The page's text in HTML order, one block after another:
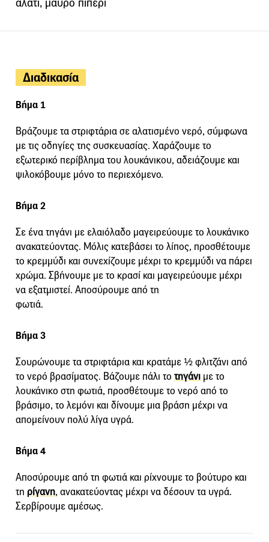
αλάτι, μαύρο πιπέρι
Διαδικασία
Βήμα 1
Βράζουμε τα στριφτάρια σε αλατισμένο νερό, σύμφωνα
με τις οδηγίες της συσκευασίας. Χαράζουμε το
εξωτερικό περίβλημα του λουκάνικου, αδειάζουμε και
ψιλοκόβουμε μόνο το περιεχόμενο.
Βήμα 2
Σε ένα τηγάνι με ελαιόλαδο μαγειρεύουμε το λουκάνικο
ανακατεύοντας. Μόλις κατεβάσει το λίπος, προσθέτουμε
το κρεμμύδι και συνεχίζουμε μέχρι το κρεμμύδι να πάρει
χρώμα. Σβήνουμε με το κρασί και μαγειρεύουμε μέχρι
να εξατμιστεί. Αποσύρουμε από τη
φωτιά.
Βήμα 3
Σουρώνουμε τα στριφτάρια και κρατάμε ½ φλιτζάνι από
το νερό βρασίματος. Βάζουμε πάλι το τηγάνι με το
λουκάνικο στη φωτιά, προσθέτουμε το νερό από το
βράσιμο, το λεμόνι και δίνουμε μια βράση μέχρι να
απομείνουν πολύ λίγα υγρά.
Βήμα 4
Αποσύρουμε από τη φωτιά και ρίχνουμε το βούτυρο και
τη ρίγανη, ανακατεύοντας μέχρι να δέσουν τα υγρά.
Σερβίρουμε αμέσως.